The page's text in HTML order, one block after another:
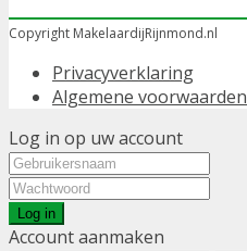
Copyright MakelaardijRijnmond.nl
Privacyverklaring
Algemene voorwaarden
Log in op uw account
Log in
Account aanmaken